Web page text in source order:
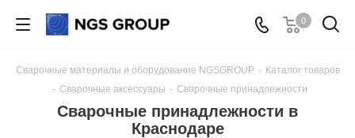
0
Сварочные материалы и оборудование NGSGROUP - Каталог товаров
- Сварочные аксессуары - Сварочные принадлежности
Сварочные принадлежности в
Краснодаре